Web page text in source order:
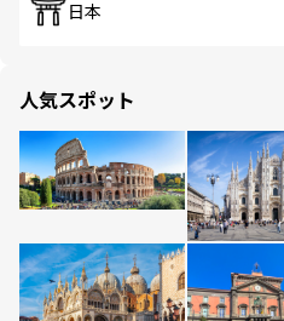
日本
人気スポット